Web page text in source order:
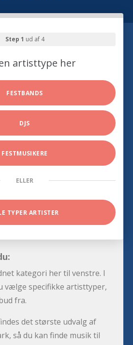
Step 1 ud af 4
artisttype her
FESTBANDS
DJS
FESTMUSIKERE
ELLER
TYPER ARTISTER
kategori her til venstre. I
vælge specifikke artisttyper,
fra.
det største udvalg af
så du kan finde musik til